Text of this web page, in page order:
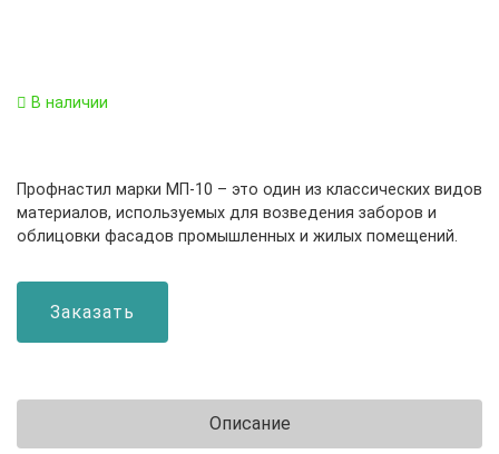
В наличии
Профнастил марки МП-10 – это один из классических видов
материалов, используемых для возведения заборов и
облицовки фасадов промышленных и жилых помещений.
Заказать
Описание